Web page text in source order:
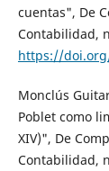
cuentas", De
Contabilidad,
https://
Monclús
Poblet como
XIV)", De
Contabilidad,